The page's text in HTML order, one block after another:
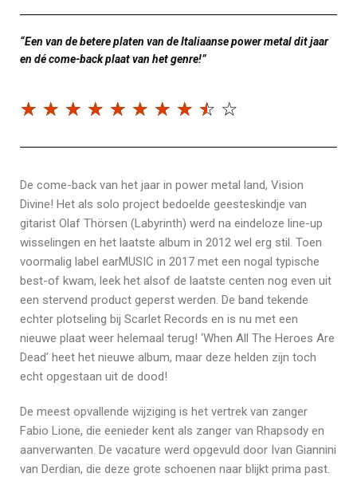
“Een van de betere platen van de Italiaanse power metal dit jaar
en dé come-back plaat van het genre!”
☆ ☆ ☆ ☆ ☆ ☆ ☆ ☆ ☆ ☆
De come-back van het jaar in power metal land, Vision
Divine! Het als solo project bedoelde geesteskindje van
gitarist Olaf Thörsen (Labyrinth) werd na eindeloze line-up
wisselingen en het laatste album in 2012 wel erg stil. Toen
voormalig label earMUSIC in 2017 met een nogal typische
best-of kwam, leek het alsof de laatste centen nog even uit
een stervend product geperst werden. De band tekende
echter plotseling bij Scarlet Records en is nu met een
nieuwe plaat weer helemaal terug! ‘When All The Heroes Are
Dead’ heet het nieuwe album, maar deze helden zijn toch
echt opgestaan uit de dood!
De meest opvallende wijziging is het vertrek van zanger
Fabio Lione, die eenieder kent als zanger van Rhapsody en
aanverwanten. De vacature werd opgevuld door Ivan Giannini
van Derdian, die deze grote schoenen naar blijkt prima past.